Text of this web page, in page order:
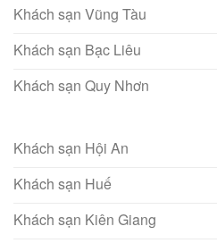
Khách sạn Vũng Tàu
Khách sạn Bạc Liêu
Khách sạn Quy Nhơn
Khách sạn Hội An
Khách sạn Huế
Khách sạn Kiên Giang